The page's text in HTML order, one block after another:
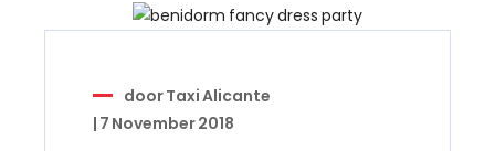
doorTaxi Alicante
| 7 November 2018